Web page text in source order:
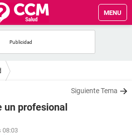
MENU
Siguiente Tema
un profesional
08:03